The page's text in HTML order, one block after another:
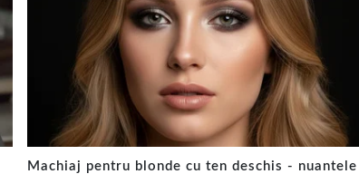
Machiaj pentru blonde cu ten deschis - nuantele